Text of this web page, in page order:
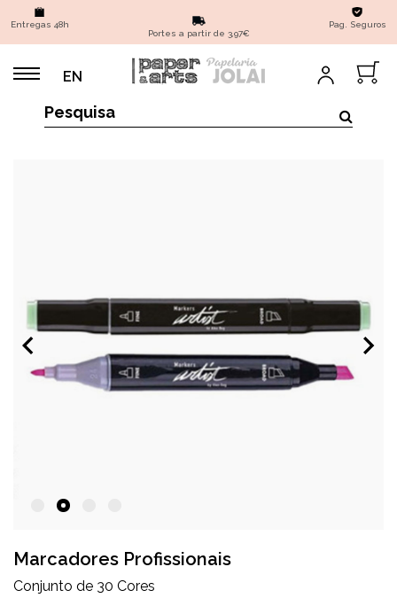
Entregas 48h
Portes a partir de 3,97€
Pag. Seguros
EN
Marcadores Profissionais
Conjunto de 30 Cores